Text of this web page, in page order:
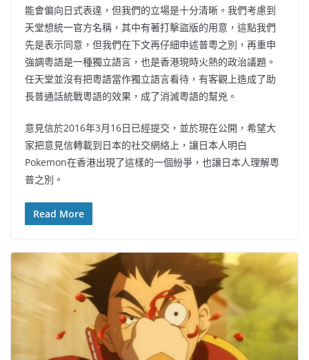
能會偏向日式表達，但我們的立場是十分清晰。我們考慮到
天堂想統一官方名稱，其中有著打擊盜版的用意，這點我們
先是表示同意，但我們在下文再仔細申述普粵之別，再重申
強調粵語是一種獨立語言，也是香港現時火熱的政治議題。
任天堂並沒有把粵語當作獨立語言看待，有客觀上造成了助
長普通話統戰粵語的效果，成了消滅粵語的幫兇。
意見信於2016年3月16日已經提交，並於現在公開，希望大
家把意見信轉載到日本的社交網絡上，讓日本人明白
Pokemon在香港出現了這樣的一個紛爭，也讓日本人理解粵
普之別。
Read More